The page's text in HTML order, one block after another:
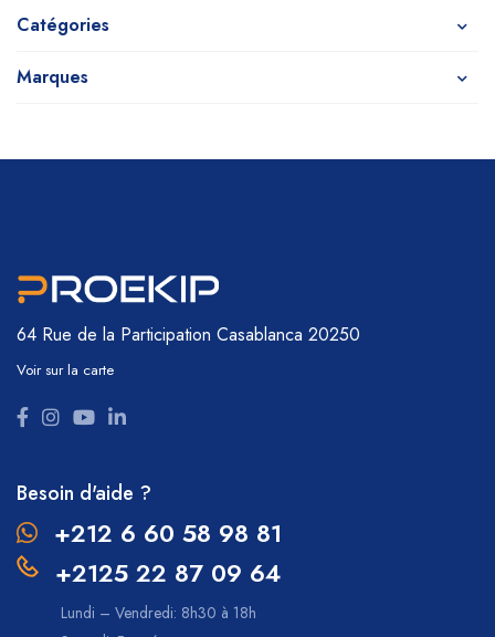
Catégories
Marques
64 Rue de la Participation Casablanca 20250
Voir sur la carte
Besoin d'aide ?
+212 6 60 58 98 81
+2125 22 87 09 64
Lundi – Vendredi: 8h30 à 18h